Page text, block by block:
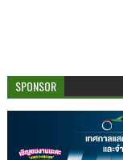
SPONSOR